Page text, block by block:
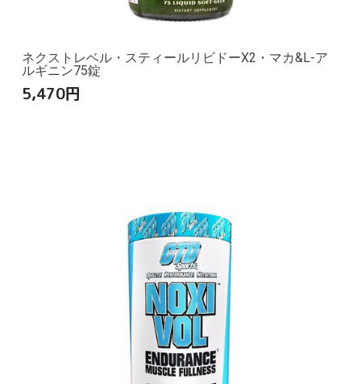
ネクストレベル・スティールリビドーX2・マカ&L-ア
ルギニン75錠
5,470円